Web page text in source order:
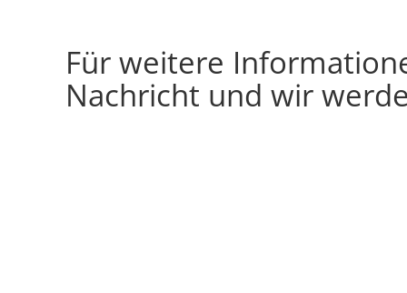
Für weitere
Nachricht und wir